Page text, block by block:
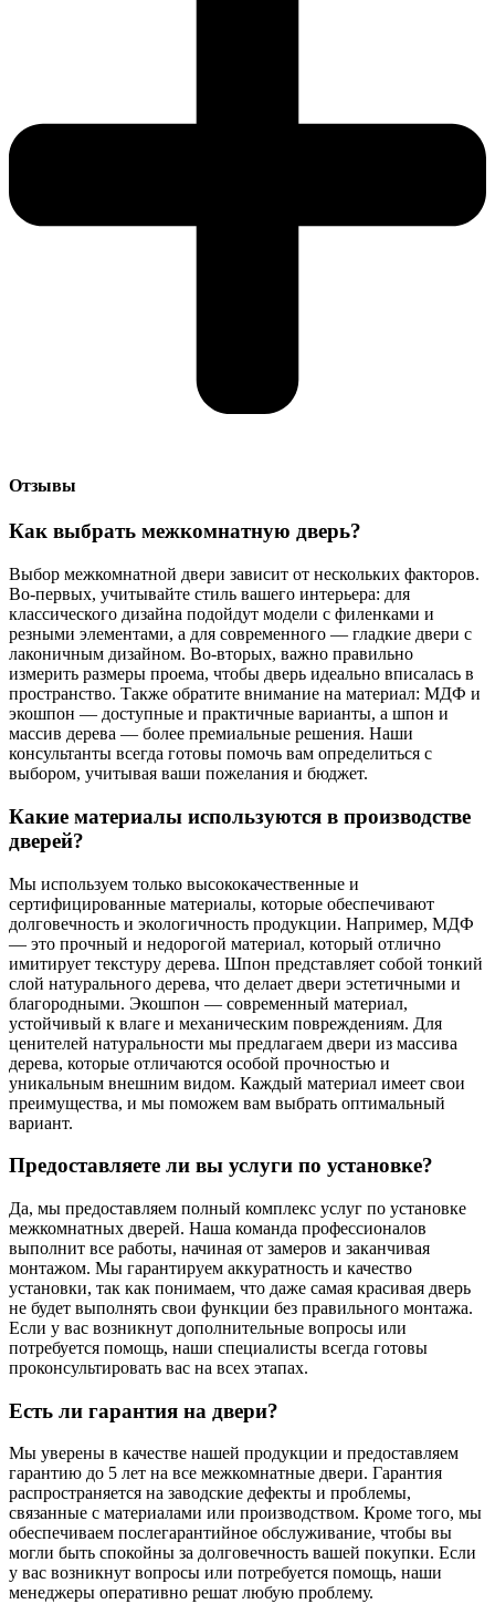
Отзывы
Как выбрать межкомнатную дверь?
Выбор межкомнатной двери зависит от нескольких факторов.
Во-первых, учитывайте стиль вашего интерьера: для
классического дизайна подойдут модели с филенками и
резными элементами, а для современного — гладкие двери с
лаконичным дизайном. Во-вторых, важно правильно
измерить размеры проема, чтобы дверь идеально вписалась в
пространство. Также обратите внимание на материал: МДФ и
экошпон — доступные и практичные варианты, а шпон и
массив дерева — более премиальные решения. Наши
консультанты всегда готовы помочь вам определиться с
выбором, учитывая ваши пожелания и бюджет.
Какие материалы используются в производстве
дверей?
Мы используем только высококачественные и
сертифицированные материалы, которые обеспечивают
долговечность и экологичность продукции. Например, МДФ
— это прочный и недорогой материал, который отлично
имитирует текстуру дерева. Шпон представляет собой тонкий
слой натурального дерева, что делает двери эстетичными и
благородными. Экошпон — современный материал,
устойчивый к влаге и механическим повреждениям. Для
ценителей натуральности мы предлагаем двери из массива
дерева, которые отличаются особой прочностью и
уникальным внешним видом. Каждый материал имеет свои
преимущества, и мы поможем вам выбрать оптимальный
вариант.
Предоставляете ли вы услуги по установке?
Да, мы предоставляем полный комплекс услуг по установке
межкомнатных дверей. Наша команда профессионалов
выполнит все работы, начиная от замеров и заканчивая
монтажом. Мы гарантируем аккуратность и качество
установки, так как понимаем, что даже самая красивая дверь
не будет выполнять свои функции без правильного монтажа.
Если у вас возникнут дополнительные вопросы или
потребуется помощь, наши специалисты всегда готовы
проконсультировать вас на всех этапах.
Есть ли гарантия на двери?
Мы уверены в качестве нашей продукции и предоставляем
гарантию до 5 лет на все межкомнатные двери. Гарантия
распространяется на заводские дефекты и проблемы,
связанные с материалами или производством. Кроме того, мы
обеспечиваем послегарантийное обслуживание, чтобы вы
могли быть спокойны за долговечность вашей покупки. Если
у вас возникнут вопросы или потребуется помощь, наши
менеджеры оперативно решат любую проблему.